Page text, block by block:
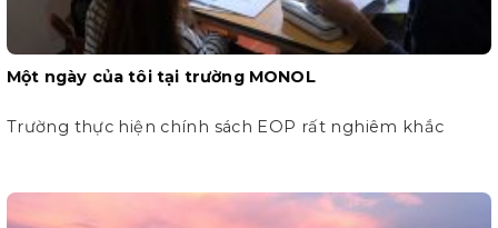
Một ngày của tôi tại trường MONOL
Trường thực hiện chính sách EOP rất nghiêm khắc